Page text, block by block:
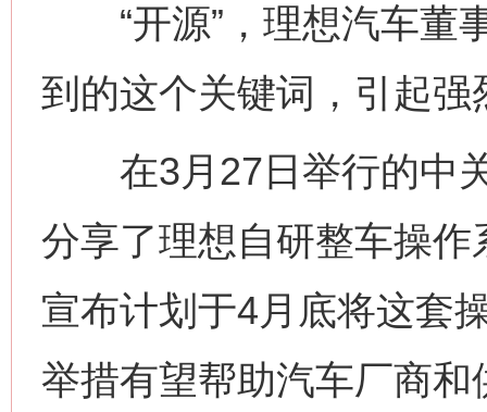
“开源”，理想汽车董
到的这个关键词，引起强
在3月27日举行的中关
分享了理想自研整车操
宣布计划于4月底将这套
举措有望帮助汽车厂商